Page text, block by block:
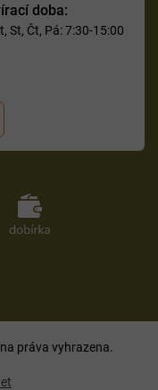
doba:
St, Čt, Pá: 7:30-15:00
práva vyhrazena.